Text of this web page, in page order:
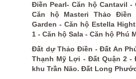
Điền Pearl- Căn hộ Cantavil -
Căn hộ Masteri Thảo
Garden - Căn hộ Estella
1 - Căn hộ Sala - Căn hộ Phú
Đất dự Thảo Điền - Đất An
Thạnh Mỹ Lợi - Đất Quận 2 -
khu Trần Não. Đất Long